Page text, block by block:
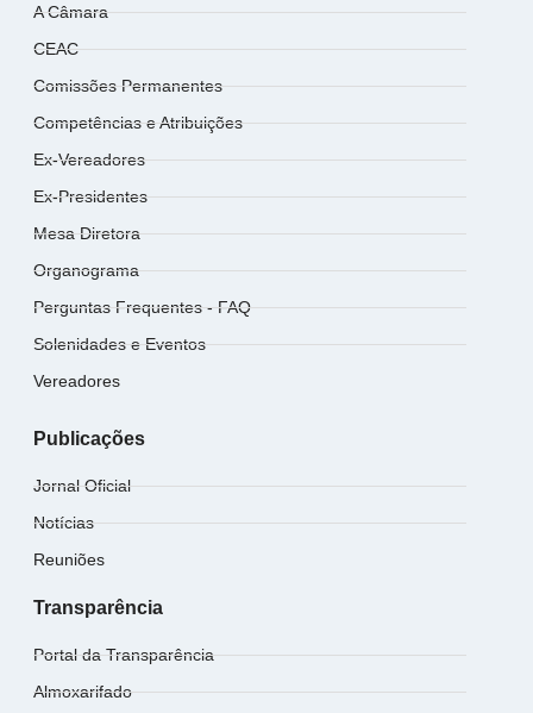
A Câmara
CEAC
Comissões Permanentes
Competências e Atribuições
Ex-Vereadores
Ex-Presidentes
Mesa Diretora
Organograma
Perguntas Frequentes - FAQ
Solenidades e Eventos
Vereadores
Publicações
Jornal Oficial
Notícias
Reuniões
Transparência
Portal da Transparência
Almoxarifado